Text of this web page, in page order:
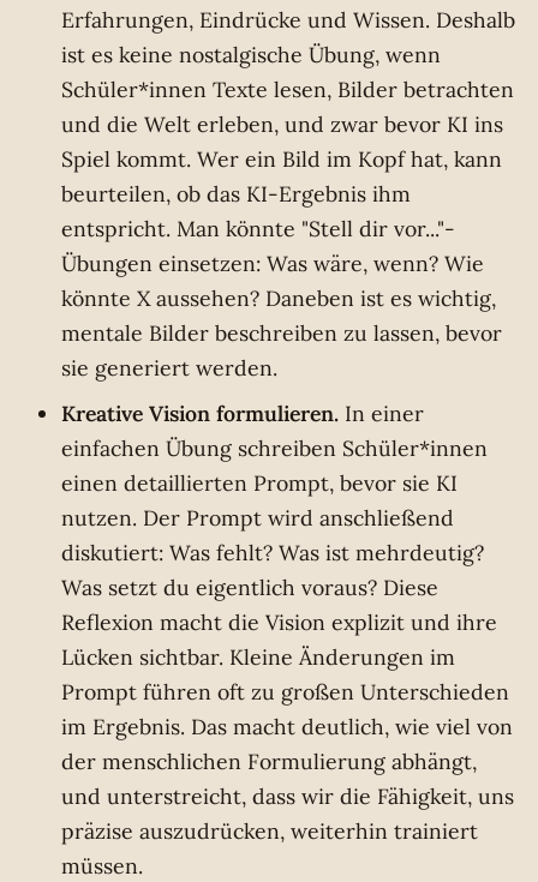
Erfahrungen, Eindrücke und Wissen. Deshalb
ist es keine nostalgische Übung, wenn
Schüler*innen Texte lesen, Bilder betrachten
und die Welt erleben, und zwar bevor KI ins
Spiel kommt. Wer ein Bild im Kopf hat, kann
beurteilen, ob das KI-Ergebnis ihm
entspricht. Man könnte "Stell dir vor..."-
Übungen einsetzen: Was wäre, wenn? Wie
könnte X aussehen? Daneben ist es wichtig,
mentale Bilder beschreiben zu lassen, bevor
sie generiert werden.
Kreative Vision formulieren. In einer
einfachen Übung schreiben Schüler*innen
einen detaillierten Prompt, bevor sie KI
nutzen. Der Prompt wird anschließend
diskutiert: Was fehlt? Was ist mehrdeutig?
Was setzt du eigentlich voraus? Diese
Reflexion macht die Vision explizit und ihre
Lücken sichtbar. Kleine Änderungen im
Prompt führen oft zu großen Unterschieden
im Ergebnis. Das macht deutlich, wie viel von
der menschlichen Formulierung abhängt,
und unterstreicht, dass wir die Fähigkeit, uns
präzise auszudrücken, weiterhin trainiert
müssen.